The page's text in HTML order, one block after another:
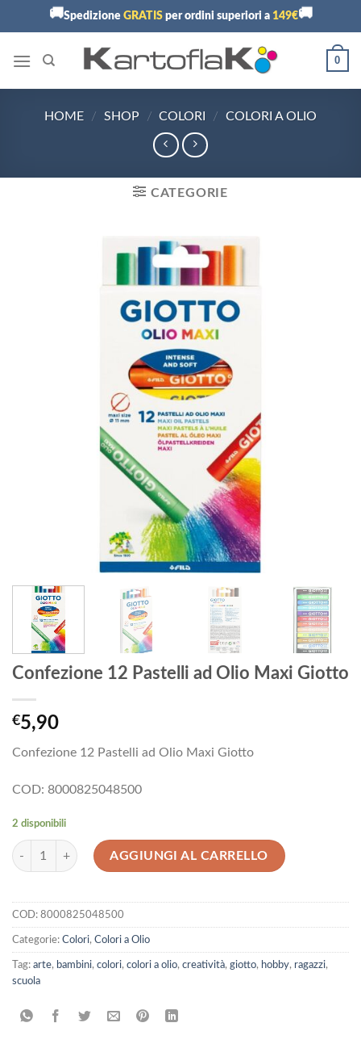
🚚Spedizione GRATISper ordini superiori a 149€🚚
0
HOME / SHOP / COLORI / COLORI A OLIO
CATEGORIE
Confezione 12 Pastelli ad Olio Maxi Giotto
€5,90
Confezione 12 Pastelli ad Olio Maxi Giotto
COD: 8000825048500
2 disponibili
Confezione 12 Pastelli ad Olio Maxi Giotto quantità
AGGIUNGI AL CARRELLO
COD: 8000825048500
Categorie: Colori, Colori a Olio
Tag: arte, bambini, colori, colori a olio, creatività, giotto, hobby, ragazzi,
scuola